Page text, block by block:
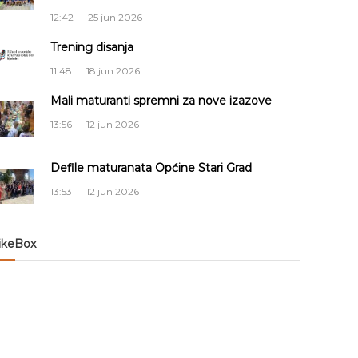
12:42 25 jun 2026
Trening disanja
11:48 18 jun 2026
Mali maturanti spremni za nove izazove
13:56 12 jun 2026
Defile maturanata Općine Stari Grad
13:53 12 jun 2026